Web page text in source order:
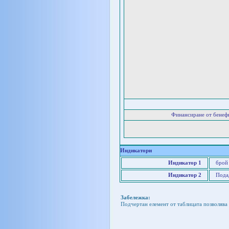
Финансиране от
Индикатори
Индикатор 1 брой
Индикатор 2
Забележка:
Подчертан елемент от таблицата